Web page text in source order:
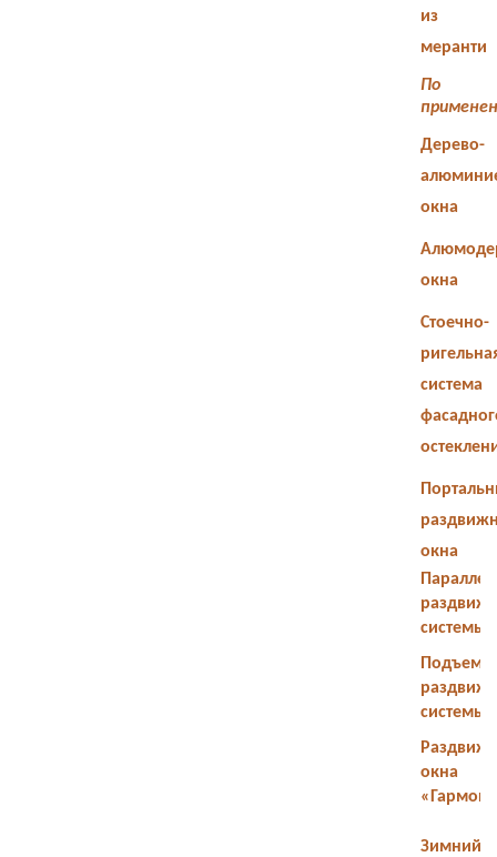
из
меранти
По
Дерево-
окна
окна
Стоечно-
система
окна
системы
системы
окна
Зимний